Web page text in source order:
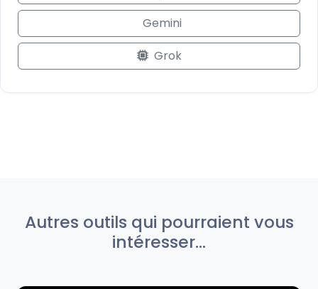
Gemini
Grok
Autres outils qui pourraient vous
intéresser...